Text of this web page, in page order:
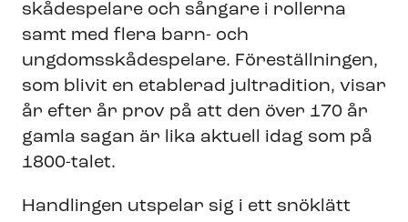
skådespelare och sångare i rollerna
samt med flera barn- och
ungdomsskådespelare. Föreställningen,
som blivit en etablerad jultradition, visar
år efter år prov på att den över 170 år
gamla sagan är lika aktuell idag som på
1800-talet.
Handlingen utspelar sig i ett snöklätt